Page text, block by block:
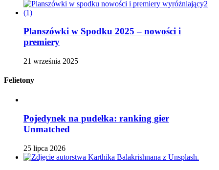
Planszówki w Spodku 2025 – nowości i
premiery
21 września 2025
Felietony
Pojedynek na pudełka: ranking gier
Unmatched
25 lipca 2026